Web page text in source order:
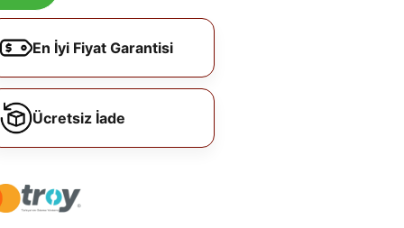
En İyi Fiyat Garantisi
Ücretsiz İade